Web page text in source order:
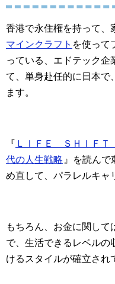
香港で永住権を持って、
マインクラフト を使って
っている、エドテック企
て、単身赴任的に日本で
ます。
『 ＬＩＦＥ ＳＨＩＦＴ
代の人生戦略 』を読ん
め直して、パラレルキャ
もちろん、お金に関し
で、生活できるレベルの
けるスタイルが確立され